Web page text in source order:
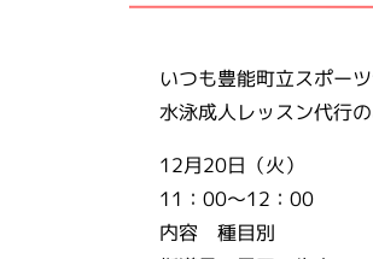
いつも豊能町立スポー
水泳成人レッスン代行の
12月20日（火）
11：00～12：00
内容 種目別